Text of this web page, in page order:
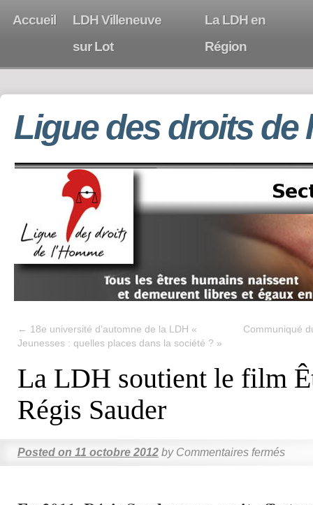
Accueil
LDH Villeneuve
sur Lot
La LDH en
Région
Ligue des droits de
← 18e université d’automne de la LDH «
Jeunesses : quelles places dans la société ? »
Communiqué
La LDH soutient le film
Régis Sauder
Posted on 11 octobre 2012 by Commentaires fermés